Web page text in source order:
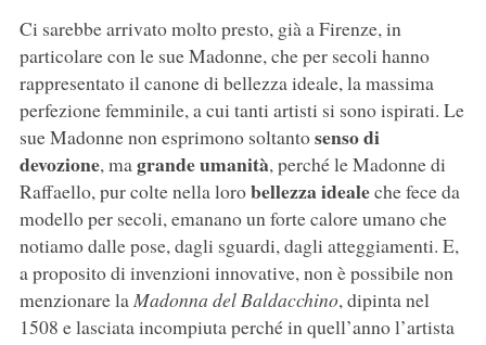
Ci sarebbe arrivato molto presto, già a Firenze, in
particolare con le sue Madonne, che per secoli hanno
rappresentato il canone di bellezza ideale, la massima
perfezione femminile, a cui tanti artisti si sono ispirati. Le
sue Madonne non esprimono soltantosenso di
devozione, magrande umanità, perché le Madonne di
Raffaello, pur colte nella lorobellezza idealeche fece da
modello per secoli, emanano un forte calore umano che
notiamo dalle pose, dagli sguardi, dagli atteggiamenti. E,
a proposito di invenzioni innovative, non è possibile non
menzionare laMadonna del Baldacchino, dipinta nel
1508 e lasciata incompiuta perché in quell’anno l’artista